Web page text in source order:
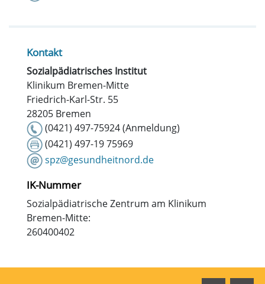
Kontakt
Sozialpädiatrisches Institut
Klinikum Bremen-Mitte
Friedrich-Karl-Str. 55
28205 Bremen
(0421) 497-75924 (Anmeldung)
(0421) 497-19 75969
spz@gesundheitnord.de
IK-Nummer
Sozialpädiatrische Zentrum am Klinikum
Bremen-Mitte:
260400402